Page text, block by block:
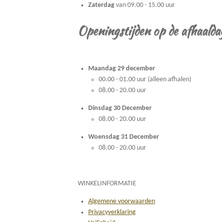
Zaterdag van 09.00 - 15.00 uur
Openingstijden op de
Maandag 29 december
00.00 - 01.00 uur (alleen afhalen)
08.00 - 20.00 uur
Dinsdag 30 December
08.00 - 20.00 uur
Woensdag 31 December
08.00 - 20.00 uur
WINKELINFORMATIE
Algemene voorwaarden
Privacyverklaring